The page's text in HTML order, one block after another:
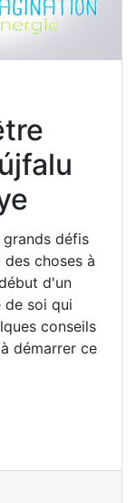
défis
choses à
d'un
de soi qui
conseils
démarrer ce